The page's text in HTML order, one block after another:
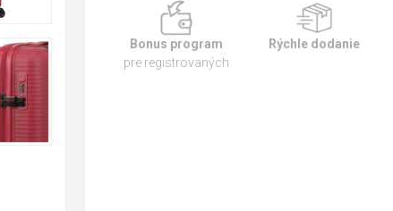
Bonus program
pre registrovaných
Rýchle dodanie